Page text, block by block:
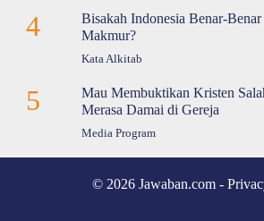
4
Bisakah Indonesia Benar-
Makmur?
Kata Alkitab
5
Mau Membuktikan Kristen
Merasa Damai di Gereja
Media Program
© 2026 Jawaban.com -